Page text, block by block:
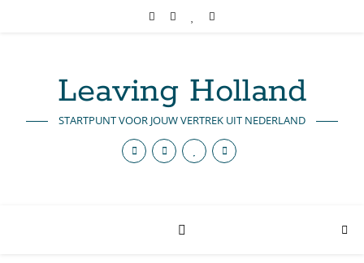
Leaving Holland
STARTPUNT VOOR JOUW VERTREK UIT NEDERLAND